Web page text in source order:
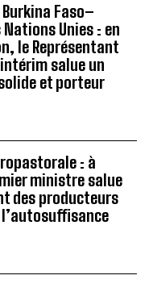
Faso–
Unies : en
le Représentant
salue un
et porteur
: à
ministre salue
des producteurs